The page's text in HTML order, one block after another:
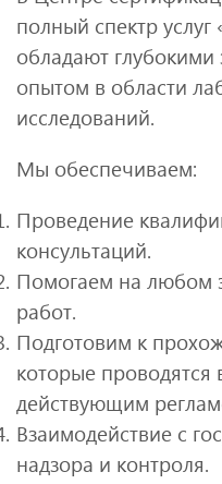
полный спектр
обладают
опытом в области
исследований.
Мы обеспечиваем:
Проведение
консультаций.
Помогаем на любом
работ.
Подготовим к
которые проводятся
действующим
Взаимодействие с
надзора и контроля.